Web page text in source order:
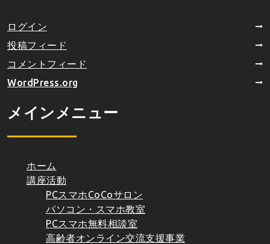
ログイン
投稿フィード
コメントフィード
WordPress.org
メインメニュー
ホーム
講座活動
PCスマホCoCoサロン
パソコン・スマホ教室
PCスマホ無料相談室
高齢者オンライン交流支援事業